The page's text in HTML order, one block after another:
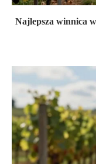
Najlepsza winnica